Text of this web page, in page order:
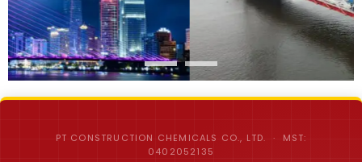
PT CONSTRUCTION CHEMICALS CO., LTD. · MST:
0402052135